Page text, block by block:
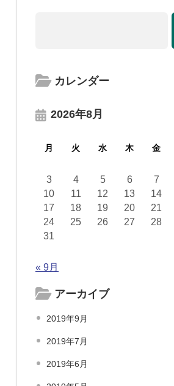
カレンダー
2026年8月
月 火 水 木 金
3
4 5 6 7
10
11 12 13 14
17
18 19 20 21
24
25 26 27 28
31
« 9月
アーカイブ
2019年9月
2019年7月
2019年6月